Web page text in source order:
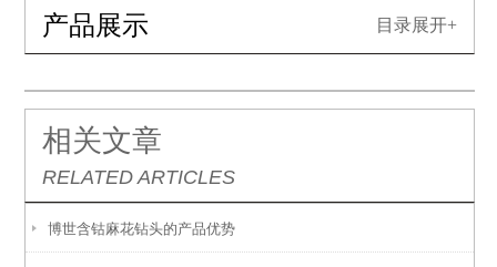
产品展示 目录展开+
相关文章
RELATED ARTICLES
博世含钴麻花钻头的产品优势